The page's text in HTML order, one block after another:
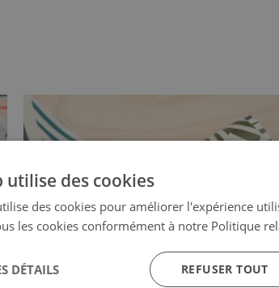
utilise des cookies
des cookies pour améliorer l'expérience
les cookies conformément à notre Politique
REFUSER TOUT
DÉTAILS